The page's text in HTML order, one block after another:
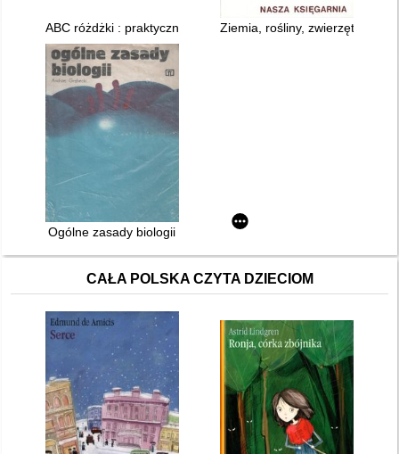
ABC różdżki : praktyczne kompendium radiestezji dla
Ziemia, rośliny, zwierzęta
Ogólne zasady biologii
CAŁA POLSKA CZYTA DZIECIOM